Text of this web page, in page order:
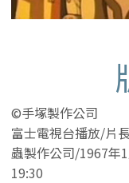
©手塚製作公司
富士電視台播放/片
蟲製作公司/1967年
19:30